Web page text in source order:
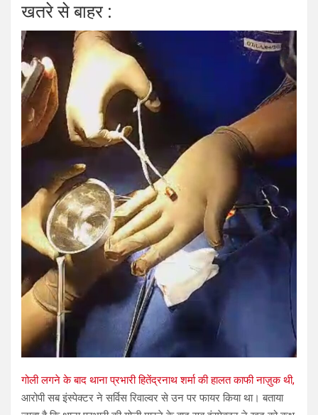
खतरे से बाहर :
गोली लगने के बाद थाना प्रभारी हितेंद्रनाथ शर्मा की हालत काफी नाज़ुक थी,
आरोपी सब इंस्पेक्टर ने सर्विस रिवाल्वर से उन पर फायर किया था। बताया